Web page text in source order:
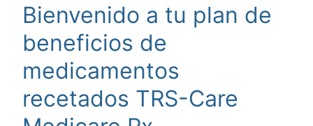
Bienvenido a tu plan de
beneficios de
medicamentos
recetados TRS-Care